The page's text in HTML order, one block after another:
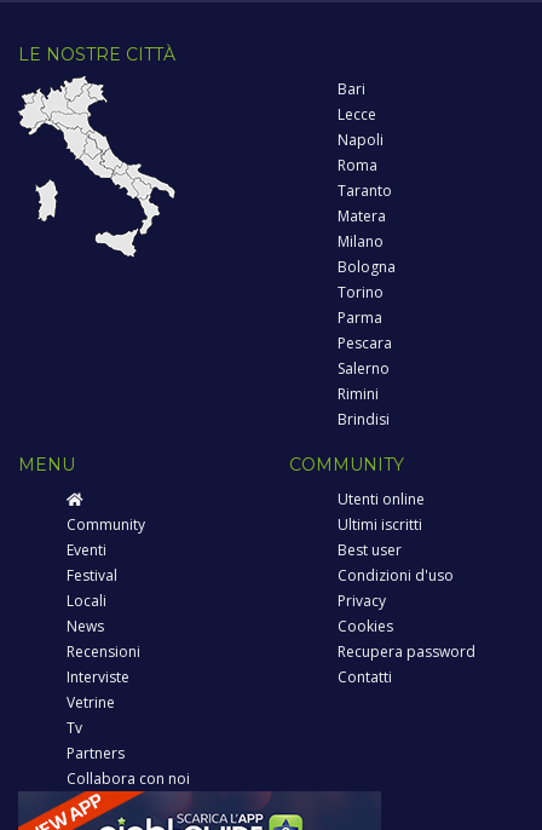
LE NOSTRE CITTÀ
Bari
Lecce
Napoli
Roma
Taranto
Matera
Milano
Bologna
Torino
Parma
Pescara
Salerno
Rimini
Brindisi
MENU
Community
Eventi
Festival
Locali
News
Recensioni
Interviste
Vetrine
Tv
Partners
Collabora con noi
COMMUNITY
Utenti online
Ultimi iscritti
Best user
Condizioni d'uso
Privacy
Cookies
Recupera password
Contatti